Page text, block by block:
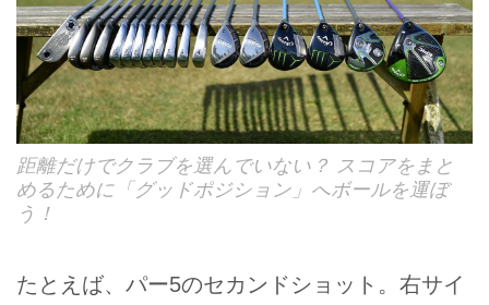
距離だけでクラブを選んでいない？ スコアをまと
めるために「グッドポジション」へボールを運ぼ
う！
たとえば、パー5のセカンドショット。右サイ